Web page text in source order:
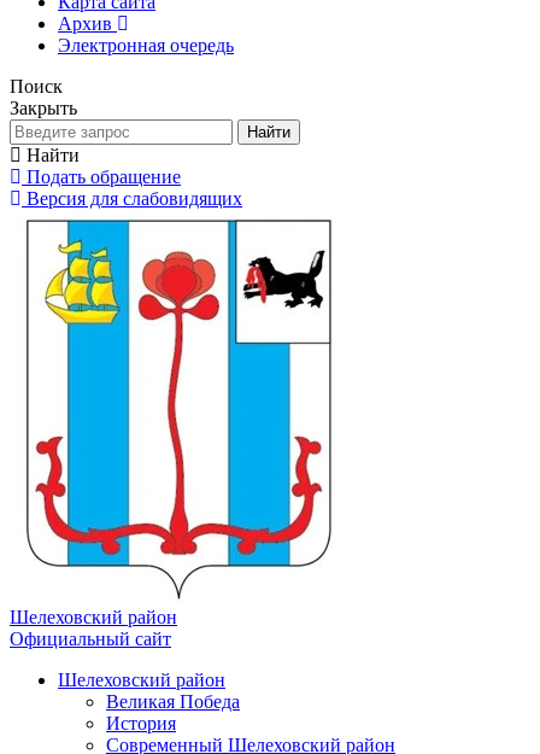
Архив
Электронная очередь
Поиск
Закрыть
Найти
Найти
Подать обращение
Версия для слабовидящих
Шелеховский район
Официальный сайт
Шелеховский район
Великая Победа
История
Современный Шелеховский район